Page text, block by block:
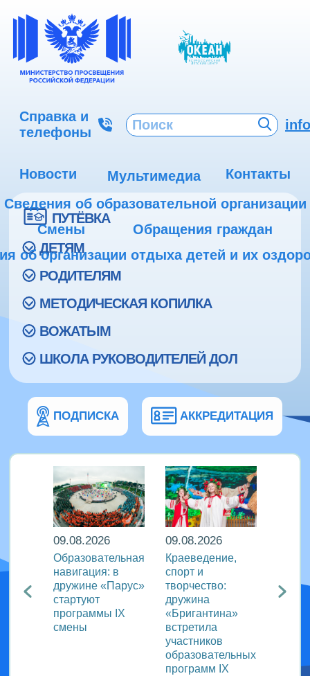
Справка и
телефоны
Новости Мультимедиа
Контакты
Сведения об образовательной организации
Смены
Обращения граждан
об организации отдыха детей и их
ПУТЁВКА
ДЕТЯМ
РОДИТЕЛЯМ
МЕТОДИЧЕСКАЯ КОПИЛКА
ВОЖАТЫМ
ШКОЛА РУКОВОДИТЕЛЕЙ ДОЛ
ПОДПИСКА АККРЕДИТАЦИЯ
09.08.2026
Образовательная
навигация: в
дружине «Парус»
стартуют
программы IX
смены
09.08.2026
Краеведение,
спорт и
творчество:
дружина
«Бригантина»
встретила
участников
образовательных
программ IX